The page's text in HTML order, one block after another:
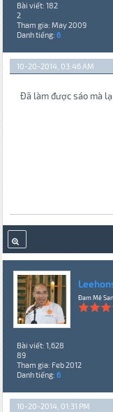
Bài viết: 182
2
Tham gia: May 2009
Danh tiếng: 6
10-20-2014, 03:46 AM
Đã làm được sáo mà
Đam Mê
Bài viết: 1,628
89
Tham gia: Feb 2012
Danh tiếng: 6
10-20-2014, 01:31 PM